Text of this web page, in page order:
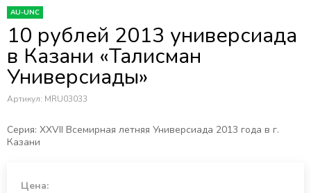
AU-UNC
10 рублей 2013 универсиада
в Казани «Талисман
Универсиады»
Артикул: MRU03033
Cерия: XXVII Всемирная летняя Универсиада 2013 года в г.
Казани
Цена: